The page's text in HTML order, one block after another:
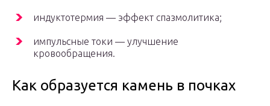
индуктотермия — эффект спазмолитика;
импульсные токи — улучшение
кровообращения.
Как образуется камень в почках